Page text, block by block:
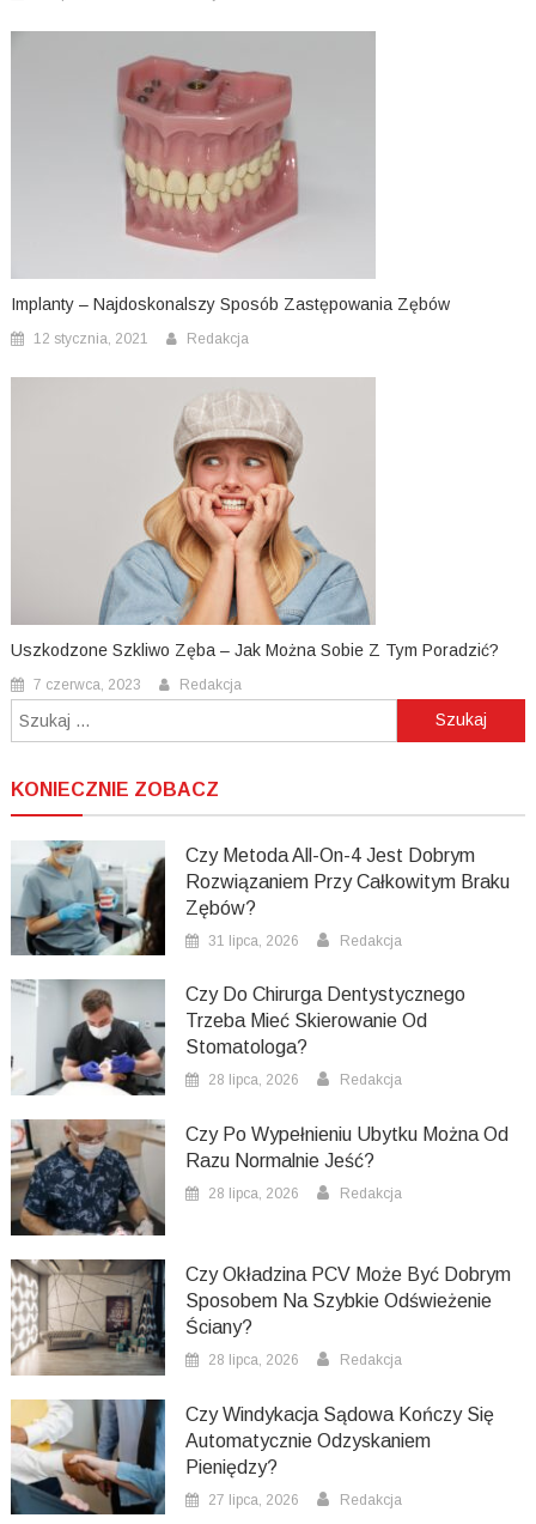
Implanty – Najdoskonalszy Sposób Zastępowania Zębów
12 stycznia, 2021 Redakcja
Uszkodzone Szkliwo Zęba – Jak Można Sobie Z Tym Poradzić?
7 czerwca, 2023 Redakcja
Szukaj:
KONIECZNIE ZOBACZ
Czy Metoda All-On-4 Jest Dobrym
Rozwiązaniem Przy Całkowitym Braku
Zębów?
31 lipca, 2026 Redakcja
Czy Do Chirurga Dentystycznego
Trzeba Mieć Skierowanie Od
Stomatologa?
28 lipca, 2026 Redakcja
Czy Po Wypełnieniu Ubytku Można Od
Razu Normalnie Jeść?
28 lipca, 2026 Redakcja
Czy Okładzina PCV Może Być Dobrym
Sposobem Na Szybkie Odświeżenie
Ściany?
28 lipca, 2026 Redakcja
Czy Windykacja Sądowa Kończy Się
Automatycznie Odzyskaniem
Pieniędzy?
27 lipca, 2026 Redakcja